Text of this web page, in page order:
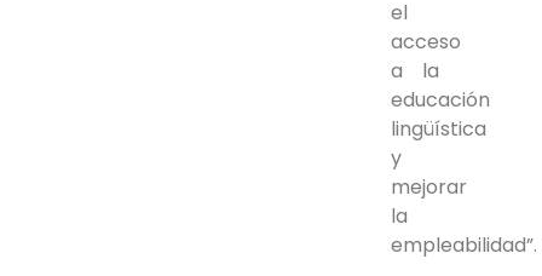
el
acceso
a la
educación
lingüística
y
mejorar
la
empleabilidad”.